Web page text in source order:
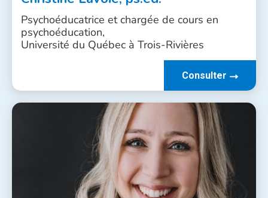
Psychoéducatrice et chargée de cours en
psychoéducation,
Université du Québec à Trois-Rivières
Consulter